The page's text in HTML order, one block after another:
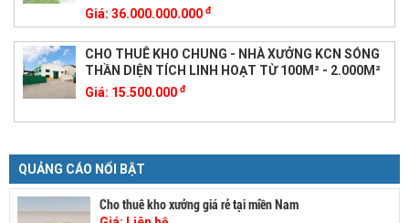
Giá: 36.000.000.000 đ
CHO THUÊ KHO CHUNG - NHÀ XƯỞNG KCN SÓNG
THẦN DIỆN TÍCH LINH HOẠT TỪ 100M² - 2.000M²
Giá: 15.500.000 đ
QUẢNG CÁO NỔI BẬT
Cho thuê kho xưởng giá rẻ tại miền Nam